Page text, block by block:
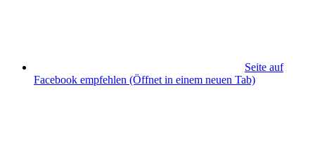
Seite auf
Facebook empfehlen (Öffnet in einem neuen Tab)